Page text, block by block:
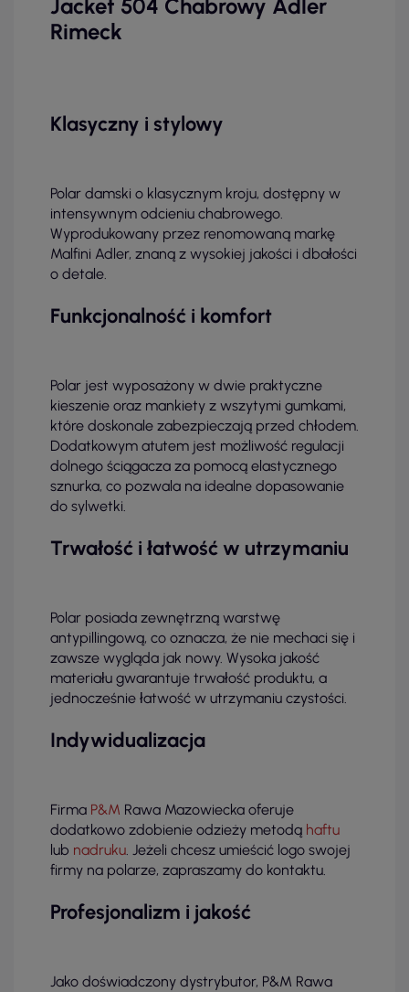
Jacket 504 Chabrowy Adler
Rimeck
Klasyczny i stylowy
Polar damski o klasycznym kroju, dostępny w
intensywnym odcieniu chabrowego.
Wyprodukowany przez renomowaną markę
Malfini Adler, znaną z wysokiej jakości i dbałości
o detale.
Funkcjonalność i komfort
Polar jest wyposażony w dwie praktyczne
kieszenie oraz mankiety z wszytymi gumkami,
które doskonale zabezpieczają przed chłodem.
Dodatkowym atutem jest możliwość regulacji
dolnego ściągacza za pomocą elastycznego
sznurka, co pozwala na idealne dopasowanie
do sylwetki.
Trwałość i łatwość w utrzymaniu
Polar posiada zewnętrzną warstwę
antypillingową, co oznacza, że nie mechaci się i
zawsze wygląda jak nowy. Wysoka jakość
materiału gwarantuje trwałość produktu, a
jednocześnie łatwość w utrzymaniu czystości.
Indywidualizacja
Firma P&M Rawa Mazowiecka oferuje
dodatkowo zdobienie odzieży metodą haftu
lub nadruku. Jeżeli chcesz umieścić logo swojej
firmy na polarze, zapraszamy do kontaktu.
Profesjonalizm i jakość
Jako doświadczony dystrybutor, P&M Rawa